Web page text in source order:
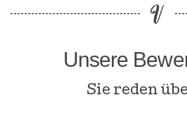
Unsere
Sie reden